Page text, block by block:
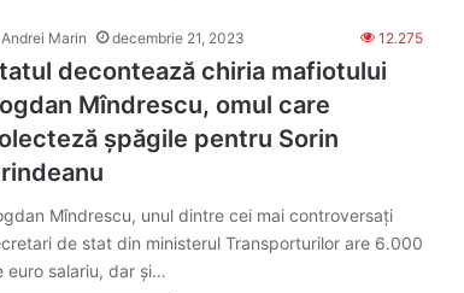
Andrei Marin decembrie 21, 2023 12.275
decontează chiria mafiotului
Mîndrescu, omul care
șpăgile pentru Sorin
Mîndrescu, unul dintre cei mai controversați
de stat din ministerul Transporturilor are 6.000
euro salariu, dar și…